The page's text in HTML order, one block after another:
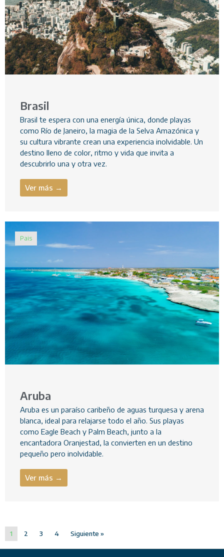
Brasil
Brasil te espera con una energía única, donde playas
como Río de Janeiro, la magia de la Selva Amazónica y
su cultura vibrante crean una experiencia inolvidable. Un
destino lleno de color, ritmo y vida que invita a
descubrirlo una y otra vez.
Ver más →
Pais
Aruba
Aruba es un paraíso caribeño de aguas turquesa y arena
blanca, ideal para relajarse todo el año. Sus playas
como Eagle Beach y Palm Beach, junto a la
encantadora Oranjestad, la convierten en un destino
pequeño pero inolvidable.
Ver más →
1 2 3 4 Siguiente »